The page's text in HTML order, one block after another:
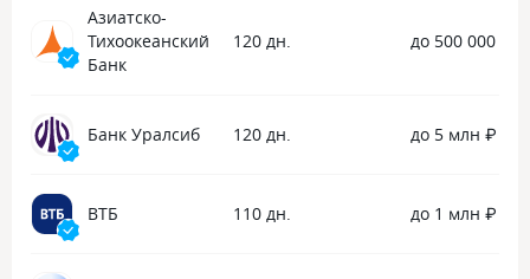
Азиатско-
Тихоокеанский
Банк
120 дн. до 500 000 ₽
Банк Уралсиб 120 дн. до 5 млн ₽
ВТБ 110 дн. до 1 млн ₽